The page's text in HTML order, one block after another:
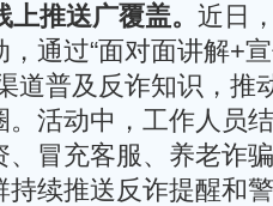
推送广覆盖。 近日
通过“面对面讲解+
道普及反诈知识，推
活动中，工作人员
冒充客服、养老诈
续推送反诈提醒和